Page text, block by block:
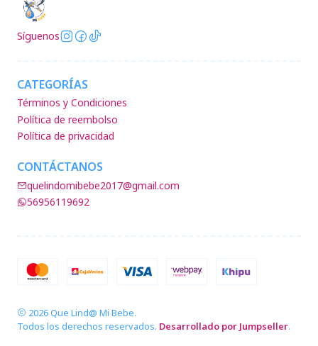
Síguenos
CATEGORÍAS
Términos y Condiciones
Política de reembolso
Política de privacidad
CONTÁCTANOS
quelindomibebe2017@gmail.com
56956119692
2026 Que Lind@ Mi Bebe.
Todos los derechos reservados. Desarrollado por Jumpseller.